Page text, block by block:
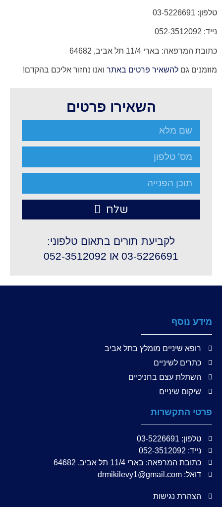
טלפון: 03-5226691
נייד: 052-3512092
כתובת המרפאה: בארי 11/4 תל אביב, 64682
מוזמנים גם להשאיר פרטים באתר ואנו נחזור אליכם בהקדם!
השאירו פרטים
שלח
לקביעת תורים בתאום טלפוני:
03-5226691 או 052-3512092
מידע נוסף
רופא שיניים מומלץ בתל אביב
כתרים לשיניים
השתלת עצם בחניכיים
שיקום שיניים
פרטי התקשרות
טלפון: 03-5226691
נייד: 052-3512092
כתובת המרפאה: בארי 11/4 תל אביב, 64682
דואל: drmikilevy1@gmail.com
הצהרת נגישות